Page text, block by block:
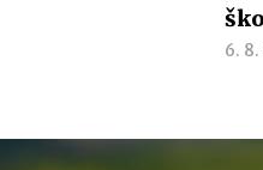
6. 8.